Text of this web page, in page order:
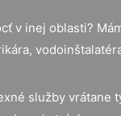
v inej oblasti?
služby vrátane